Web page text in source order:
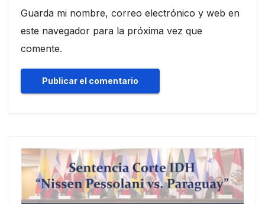
Guarda mi nombre, correo electrónico y web en
este navegador para la próxima vez que
comente.